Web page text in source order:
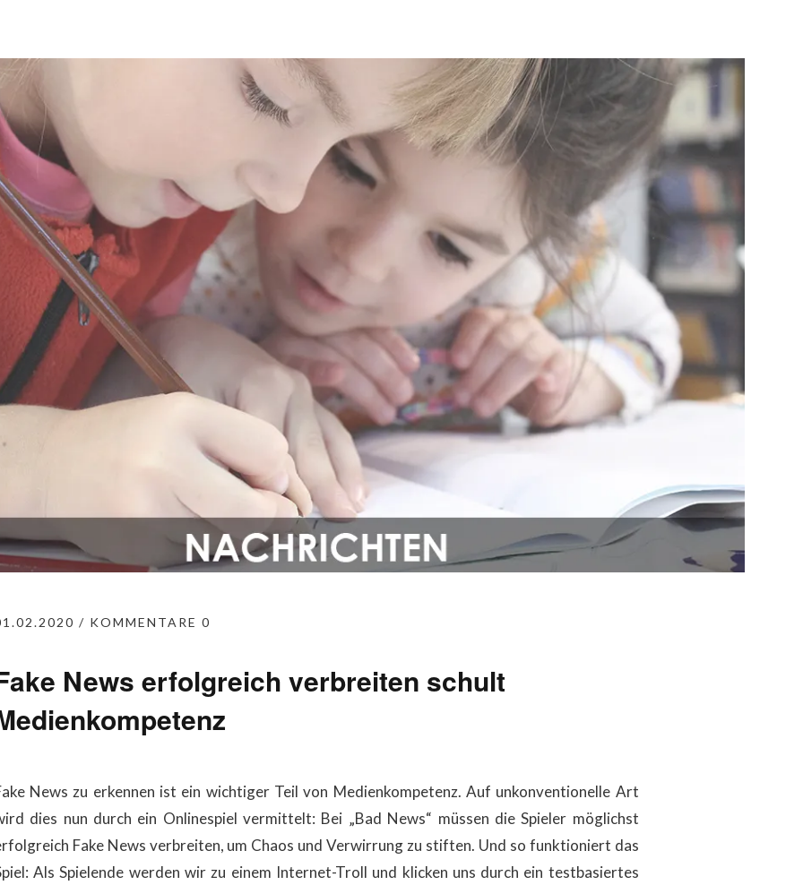
KOMMENTARE 0
News erfolgreich verbreiten schult
News zu erkennen ist ein wichtiger Teil von Medienkompetenz. Auf unkonventionelle Art
dies nun durch ein Onlinespiel vermittelt: Bei „Bad News“ müssen die Spieler möglichst
Fake News verbreiten, um Chaos und Verwirrung zu stiften. Und so funktioniert das
Als Spielende werden wir zu einem Internet-Troll und klicken uns durch ein testbasiertes